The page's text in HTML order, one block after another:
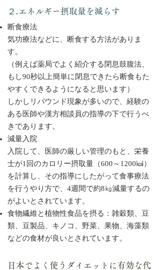
２.エネルギー摂取量を減らす
断食療法
気功療法などに、断食する方法がありま
す。
（例えば薬局でよく紹介する閉息鼓腹法、
もし90秒以上簡単に閉息できたら断食もた
やすくできるようになると思います）
しかしリバウンド現象が多いので、経験の
ある医師や漢方相談員の指導の下で行うべ
きであります。
減量入院
入院して、医師の厳しい管理のもと、栄養
士が1回のカロリー摂取量（600～1200㎉）
を計算し、 その指導にしたがって食事療法
を行うやり方で、4週間で約8㎏減量するの
がよいとされています。
食物繊維と植物性食品を摂る：雑穀類、豆
類、豆製品、キノコ、野菜、果物、海藻類
などの食材が良いとされています。
日本でよく使うダイエットに有効な代